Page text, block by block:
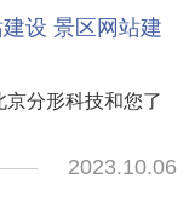
设 景区网站建
分形科技和您了
2023.10.06